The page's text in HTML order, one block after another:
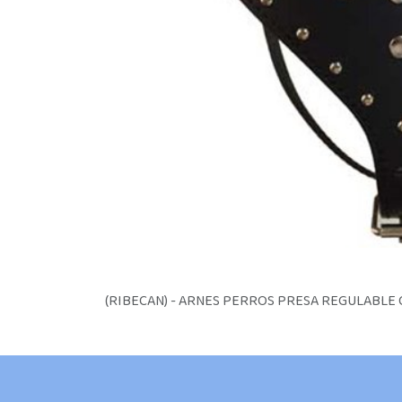
(RIBECAN) - ARNES PERROS PRESA REGULABLE